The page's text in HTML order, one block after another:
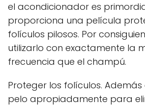
el acondicionador es
proporciona una película
folículos pilosos. Por
utilizarlo con exactamente la
frecuencia que el champú.
Proteger los folículos.
pelo apropiadamente para